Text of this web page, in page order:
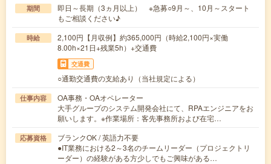
期間
即日～長期（3ヵ月以上） ※急募○9月～、10月～スタート
もご相談ください♪
時給
2,100円【月収例】約365,000円（時給2,100円×実働
8.00h×21日+残業5h）+交通費
交通費
○通勤交通費の支給あり（当社規定による）
仕事内容
OA事務・OAオペレーター
大手グループのシステム開発会社にて、RPAエンジニアをお
願いします。※作業場所：客先事務所および在宅…
応募資格
ブランクOK / 英語力不要
●IT業務における2～3名のチームリーダー（プロジェクトリ
ーダー）の経験がある方少しでもご興味がある…